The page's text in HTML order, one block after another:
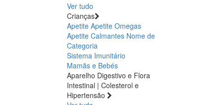
Ver tudo
Crianças
Apetite Apetite Omegas
Apetite Calmantes Nome de
Categoria
Sistema Imunitário
Mamãs e Bebés
Aparelho Digestivo e Flora
Intestinal | Colesterol e
Hipertensão